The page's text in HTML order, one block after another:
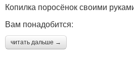
Копилка поросёнок своими
Вам понадобится:
читать дальше →